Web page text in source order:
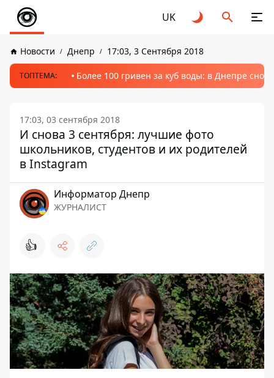
UK
Новости Днепр 17:03, 3 Сентября 2018
ТОПТЕМА: Более 100 гривен за куб воды: в Днепре
17:03, 03 сентября 2018
И снова 3 сентября: лучшие фото
школьников, студентов и их родителей
в Instagram
Информатор Днепр
ЖУРНАЛИСТ
👍